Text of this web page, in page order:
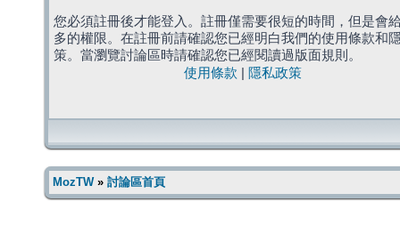
您必須註冊後才能登入。註冊僅需要很短的時間，但是會
多的權限。在註冊前請確認您已經明白我們的使用條款和
策。當瀏覽討論區時請確認您已經閱讀過版面規則。
使用條款
隱私政策
MozTW» 討論區首頁